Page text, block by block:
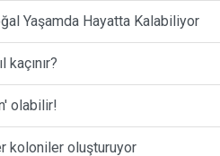
Yaşamda Hayatta Kalabiliyor
olabilir!
koloniler oluşturuyor